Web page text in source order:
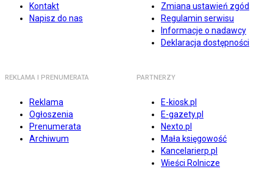
Kontakt
Napisz do nas
Zmiana ustawień zgód
Regulamin serwisu
Informacje o nadawcy
Deklaracja dostępności
REKLAMA I PRENUMERATA
Reklama
Ogłoszenia
Prenumerata
Archiwum
PARTNERZY
E-kiosk.pl
E-gazety.pl
Nexto.pl
Mała księgowość
Kancelarierp.pl
Wieści Rolnicze